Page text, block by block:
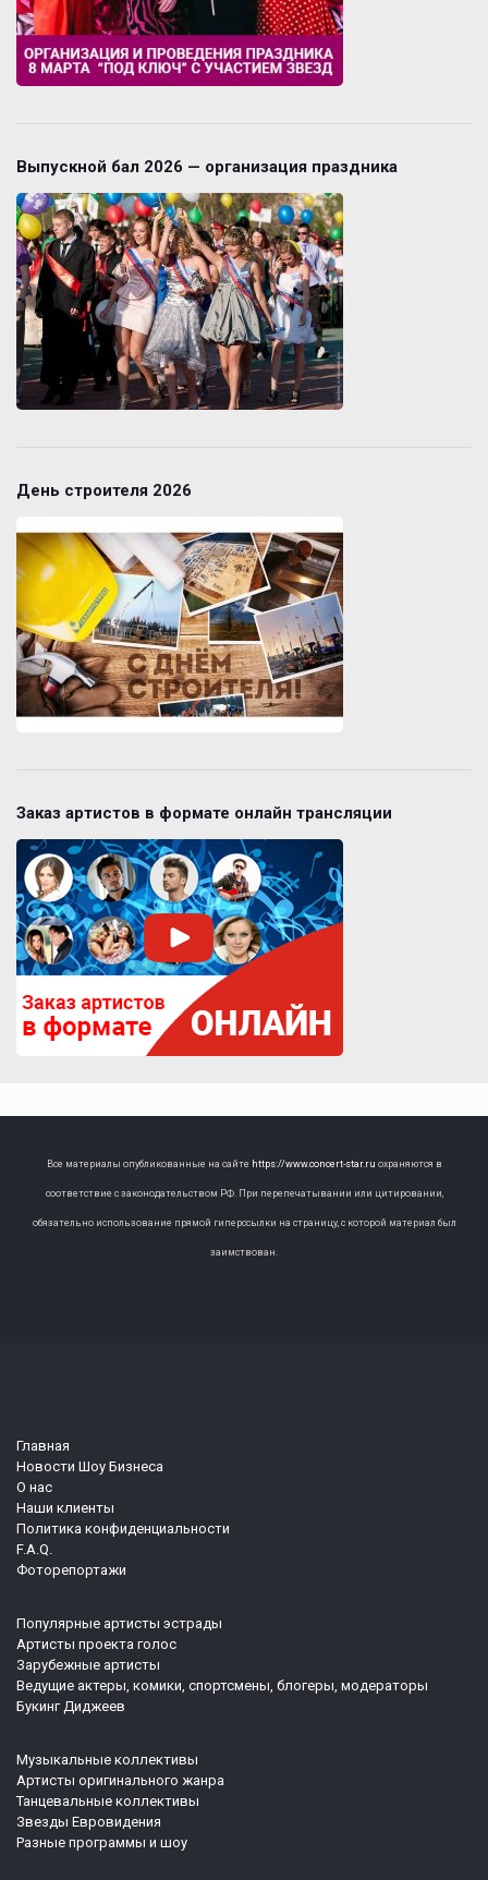
Выпускной бал 2026 — организация праздника
День строителя 2026
Заказ артистов в формате онлайн трансляции
Все материалы опубликованные на сайте https://www.concert-star.ru охраняются в
соответствие с законодательством РФ. При перепечатывании или цитировании,
обязательно использование прямой гиперссылки на страницу, с которой материал был
заимствован.
Главная
Новости Шоу Бизнеса
О нас
Наши клиенты
Политика конфиденциальности
F.A.Q.
Фоторепортажи
Популярные артисты эстрады
Артисты проекта голос
Зарубежные артисты
Ведущие актеры, комики, спортсмены, блогеры, модераторы
Букинг Диджеев
Музыкальные коллективы
Артисты оригинального жанра
Танцевальные коллективы
Звезды Евровидения
Разные программы и шоу